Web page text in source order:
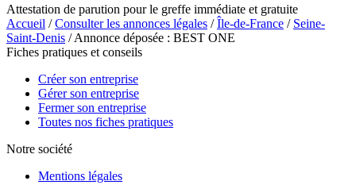
Attestation de parution pour le greffe immédiate et gratuite
Accueil /Consulter les annonces légales /Île-de-France / Seine-
Saint-Denis / Annonce déposée : BEST ONE
Fiches pratiques et conseils
Créer son entreprise
Gérer son entreprise
Fermer son entreprise
Toutes nos fiches pratiques
Notre société
Mentions légales